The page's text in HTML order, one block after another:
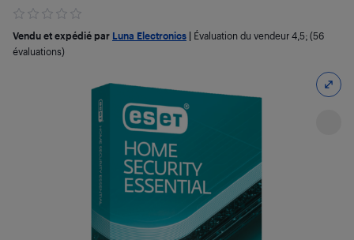
Vendu et expédié par Luna Electronics Évaluation du vendeur 4,5; (56
évaluations)